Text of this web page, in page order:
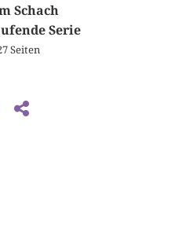
Schach
Serie
Seiten